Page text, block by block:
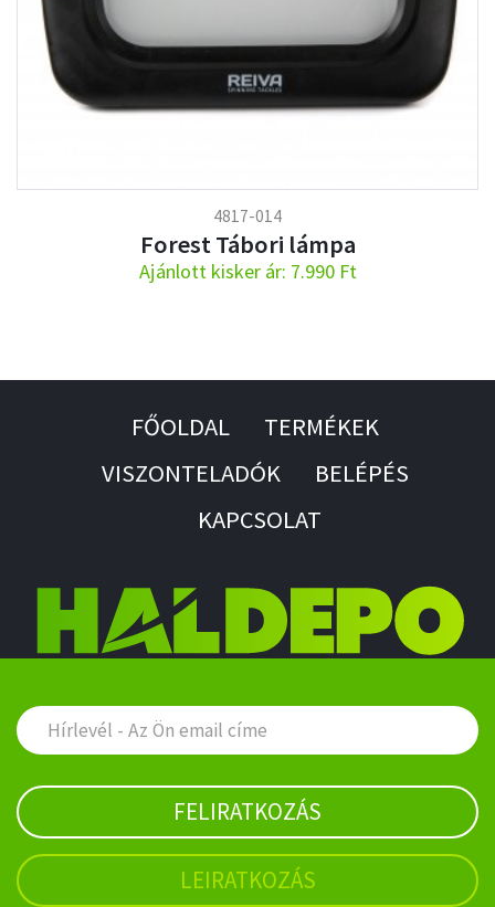
4817-014
Forest Tábori lámpa
Ajánlott kisker ár: 7.990 Ft
FŐOLDAL
TERMÉKEK
VISZONTELADÓK
BELÉPÉS
KAPCSOLAT
FELIRATKOZÁS
LEIRATKOZÁS